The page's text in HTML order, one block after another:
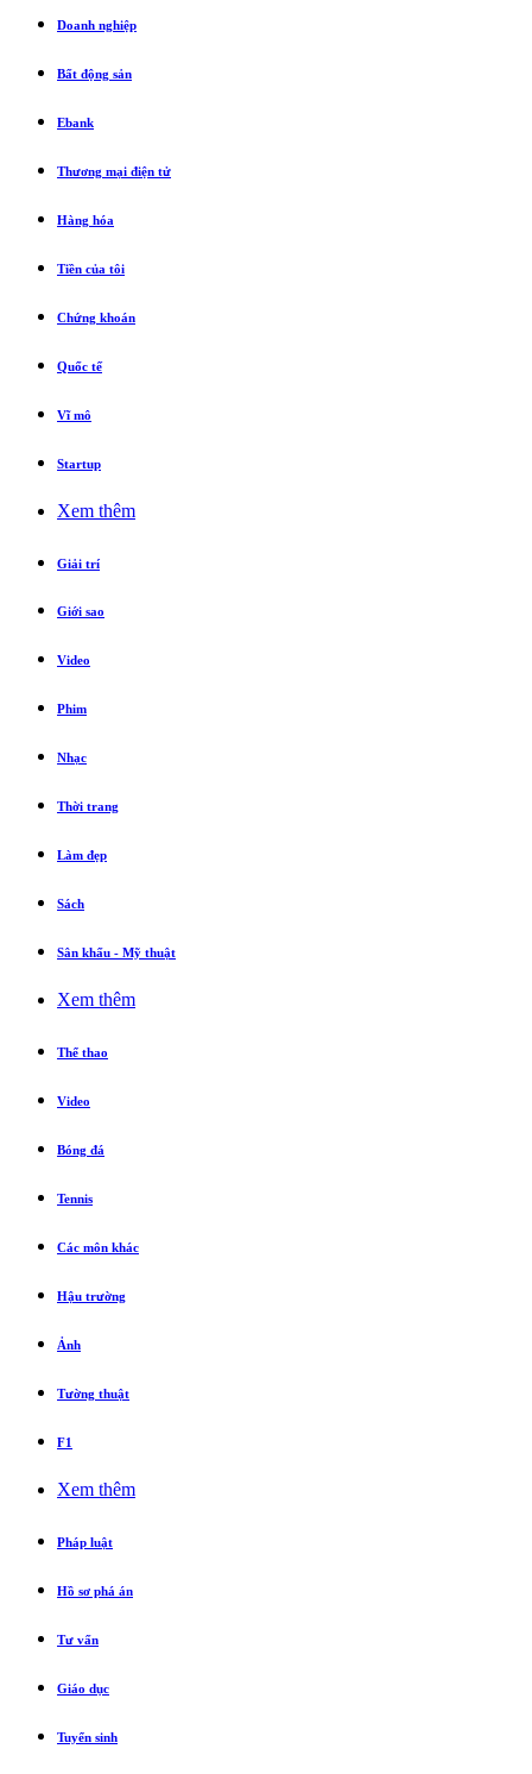
Doanh nghiệp
Bất động sản
Ebank
Thương mại điện tử
Hàng hóa
Tiền của tôi
Chứng khoán
Quốc tế
Vĩ mô
Startup
Xem thêm
Giải trí
Giới sao
Video
Phim
Nhạc
Thời trang
Làm đẹp
Sách
Sân khấu - Mỹ thuật
Xem thêm
Thể thao
Video
Bóng đá
Tennis
Các môn khác
Hậu trường
Ảnh
Tường thuật
F1
Xem thêm
Pháp luật
Hồ sơ phá án
Tư vấn
Giáo dục
Tuyển sinh